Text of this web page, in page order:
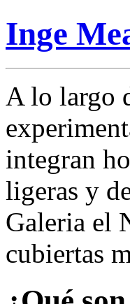
Inge
A lo largo
integran
ligeras y
Galeria el
cubiertas